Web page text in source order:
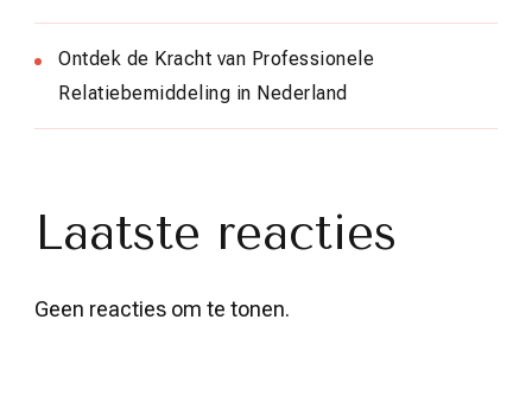
Ontdek de Kracht van Professionele
Relatiebemiddeling in Nederland
Laatste reacties
Geen reacties om te tonen.